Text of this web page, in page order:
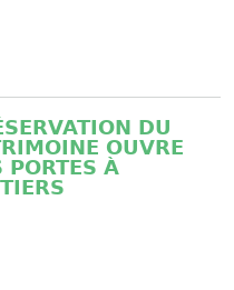
DU
OUVRE
PORTES À